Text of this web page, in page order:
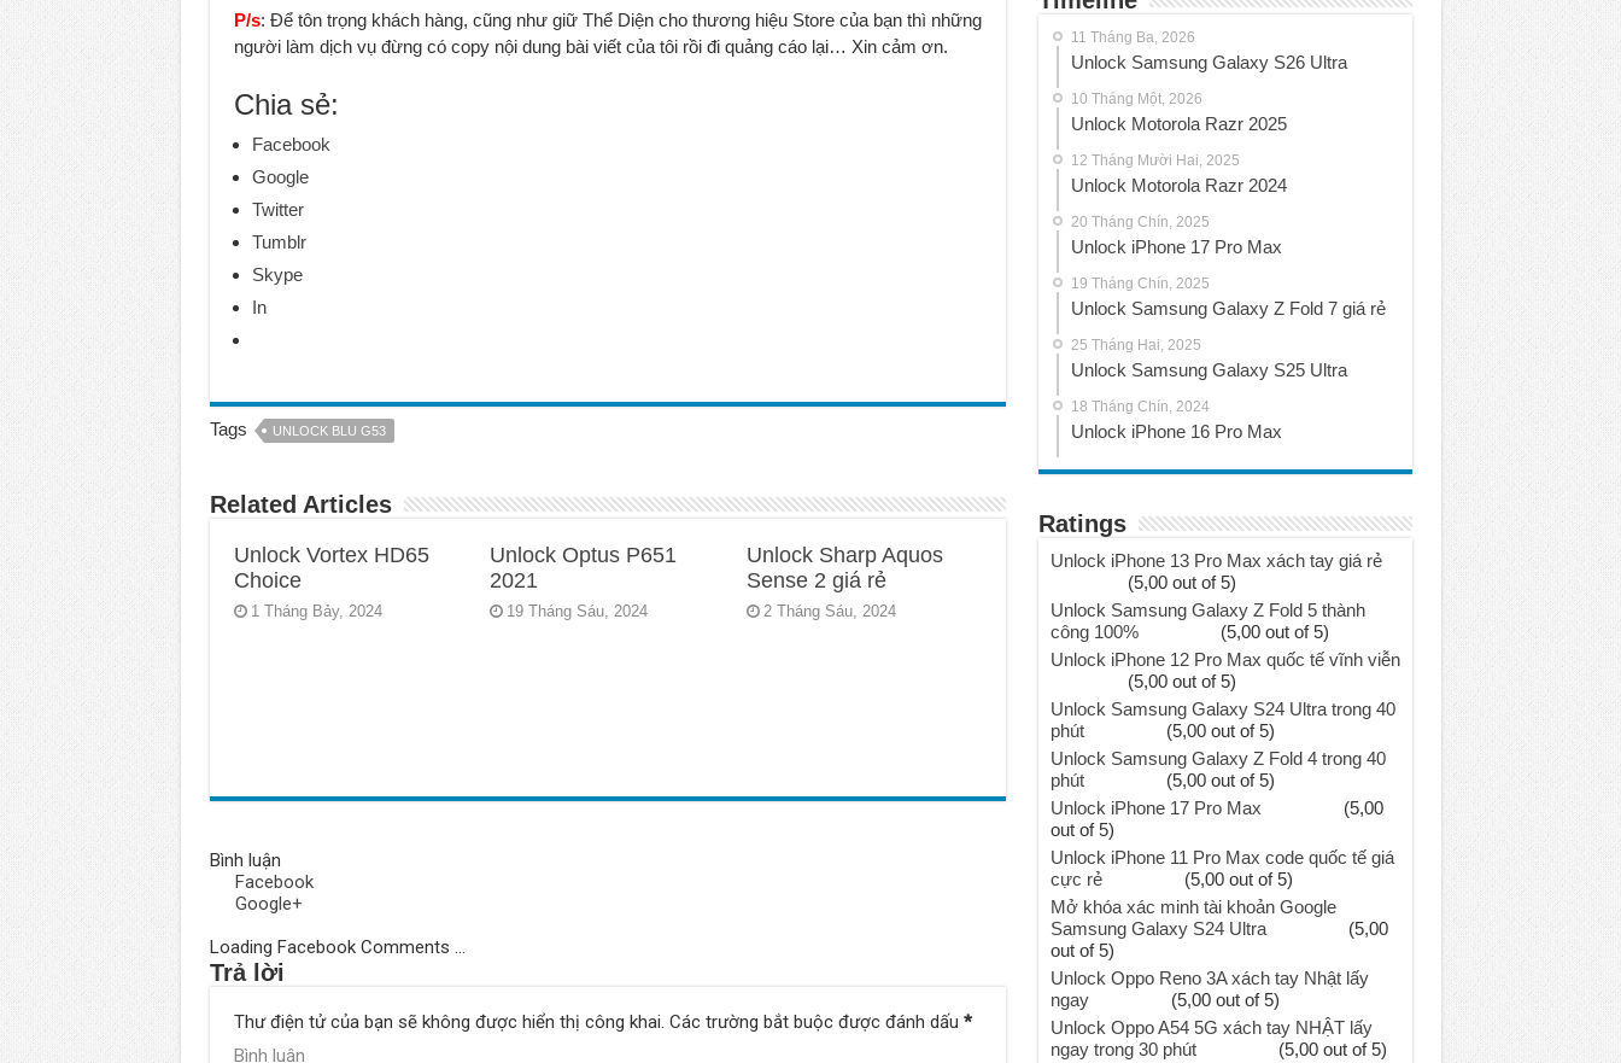
P/s: Để tôn trọng khách hàng, cũng như giữ Thể Diện cho thương hiệu Store của bạn thì những
người làm dịch vụ đừng có copy nội dung bài viết của tôi rồi đi quảng cáo lại… Xin cảm ơn.
Chia sẻ:
Facebook
Google
Twitter
Tumblr
Skype
In
Tags UNLOCK BLU G53
Related Articles
Unlock Vortex HD65
Choice
1 Tháng Bảy, 2024
Unlock Optus P651
2021
19 Tháng Sáu, 2024
Unlock Sharp Aquos
Sense 2 giá rẻ
2 Tháng Sáu, 2024
Bình luận
Facebook
Google+
Loading Facebook Comments ...
Trả lời
Thư điện tử của bạn sẽ không được hiển thị công khai. Các trường bắt buộc được đánh dấu *
Bình luận
11 Tháng Ba, 2026
Unlock Samsung Galaxy S26 Ultra
10 Tháng Một, 2026
Unlock Motorola Razr 2025
12 Tháng Mười Hai, 2025
Unlock Motorola Razr 2024
20 Tháng Chín, 2025
Unlock iPhone 17 Pro Max
19 Tháng Chín, 2025
Unlock Samsung Galaxy Z Fold 7 giá rẻ
25 Tháng Hai, 2025
Unlock Samsung Galaxy S25 Ultra
18 Tháng Chín, 2024
Unlock iPhone 16 Pro Max
Ratings
Unlock iPhone 13 Pro Max xách tay giá rẻ
(5,00 out of 5)
Unlock Samsung Galaxy Z Fold 5 thành
công 100%
(5,00 out of 5)
Unlock iPhone 12 Pro Max quốc tế vĩnh viễn
(5,00 out of 5)
Unlock Samsung Galaxy S24 Ultra trong 40
phút
(5,00 out of 5)
Unlock Samsung Galaxy Z Fold 4 trong 40
phút
(5,00 out of 5)
Unlock iPhone 17 Pro Max
(5,00
out of 5)
Unlock iPhone 11 Pro Max code quốc tế giá
cực rẻ
(5,00 out of 5)
Mở khóa xác minh tài khoản Google
Samsung Galaxy S24 Ultra
(5,00
out of 5)
Unlock Oppo Reno 3A xách tay Nhật lấy
ngay
(5,00 out of 5)
Unlock Oppo A54 5G xách tay NHẬT lấy
ngay trong 30 phút
(5,00 out of 5)